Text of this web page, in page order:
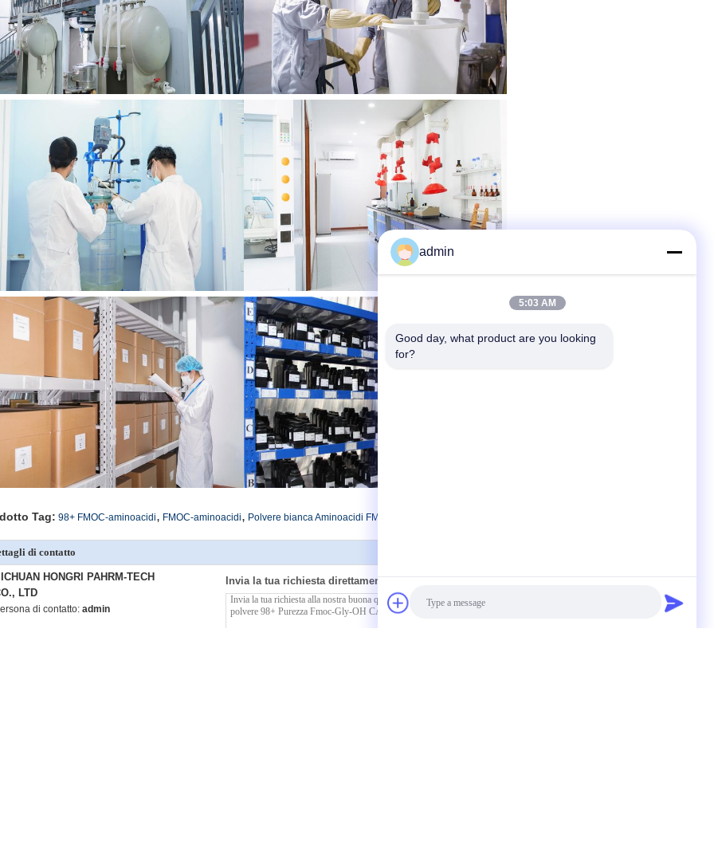
Tag: 98+ FMOC-aminoacidi, FMOC-aminoacidi, Polvere bianca Aminoacidi FMOC
di contatto
HONGRI PAHRM-TECH
LTD
di contatto: admin
Invia la tua richiesta direttamente a noi
admin
5:03 AM
Good day, what product are you looking
for?